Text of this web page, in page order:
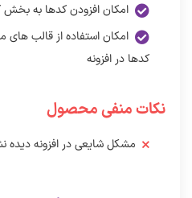
امکان افزودن کدها به بخش
امکان استفاده از قالب
کدها در افزونه
نکات منفی محصول
مشکل شایعی در افزونه دیده